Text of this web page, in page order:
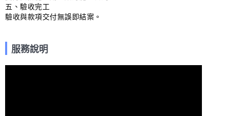
五、驗收完工
驗收與款項交付無誤即結案。
服務說明